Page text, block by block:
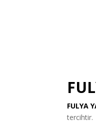
FULYA
tercihtir.